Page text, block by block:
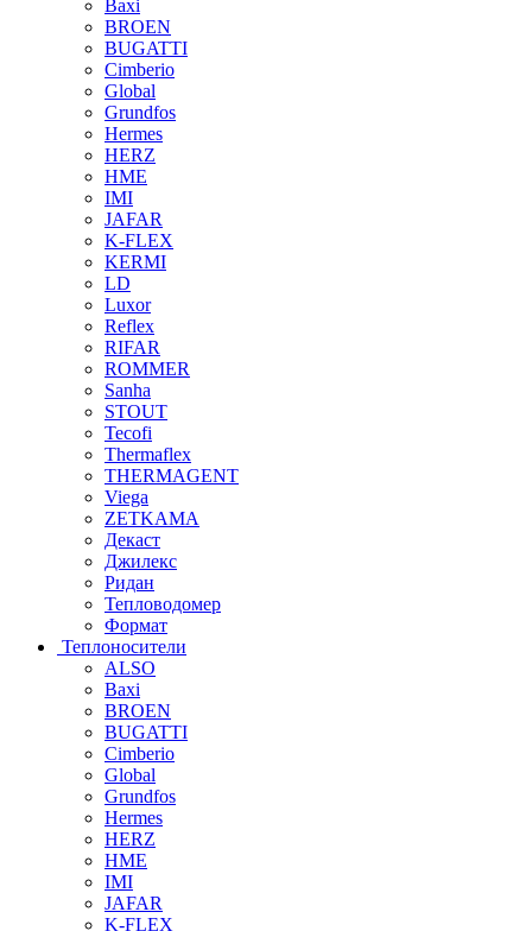
Baxi
BROEN
BUGATTI
Cimberio
Global
Grundfos
Hermes
HERZ
HME
IMI
JAFAR
K-FLEX
KERMI
LD
Luxor
Reflex
RIFAR
ROMMER
Sanha
STOUT
Tecofi
Thermaflex
THERMAGENT
Viega
ZETKAMA
Декаст
Джилекс
Ридан
Тепловодомер
Формат
Теплоносители
ALSO
Baxi
BROEN
BUGATTI
Cimberio
Global
Grundfos
Hermes
HERZ
HME
IMI
JAFAR
K-FLEX